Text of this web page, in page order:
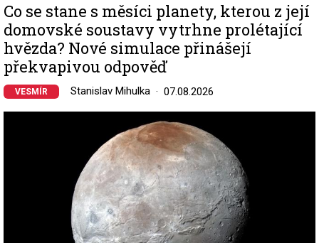
Co se stane s měsíci planety, kterou z její
domovské soustavy vytrhne prolétající
hvězda? Nové simulace přinášejí
překvapivou odpověď
VESMÍR Stanislav Mihulka 07.08.2026